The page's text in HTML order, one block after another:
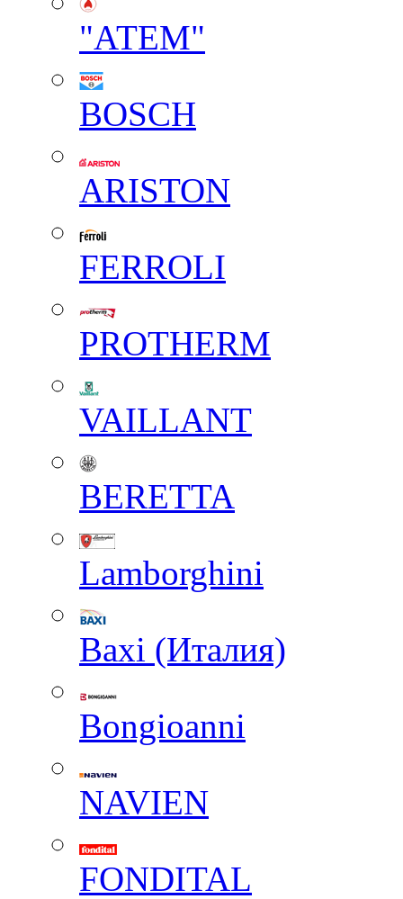
"АТЕМ"
BOSCH
ARISTON
FERROLI
PROTHERM
VAILLANT
BERETTA
Lamborghini
Baxi (Италия)
Вongioanni
NAVIEN
FONDITAL